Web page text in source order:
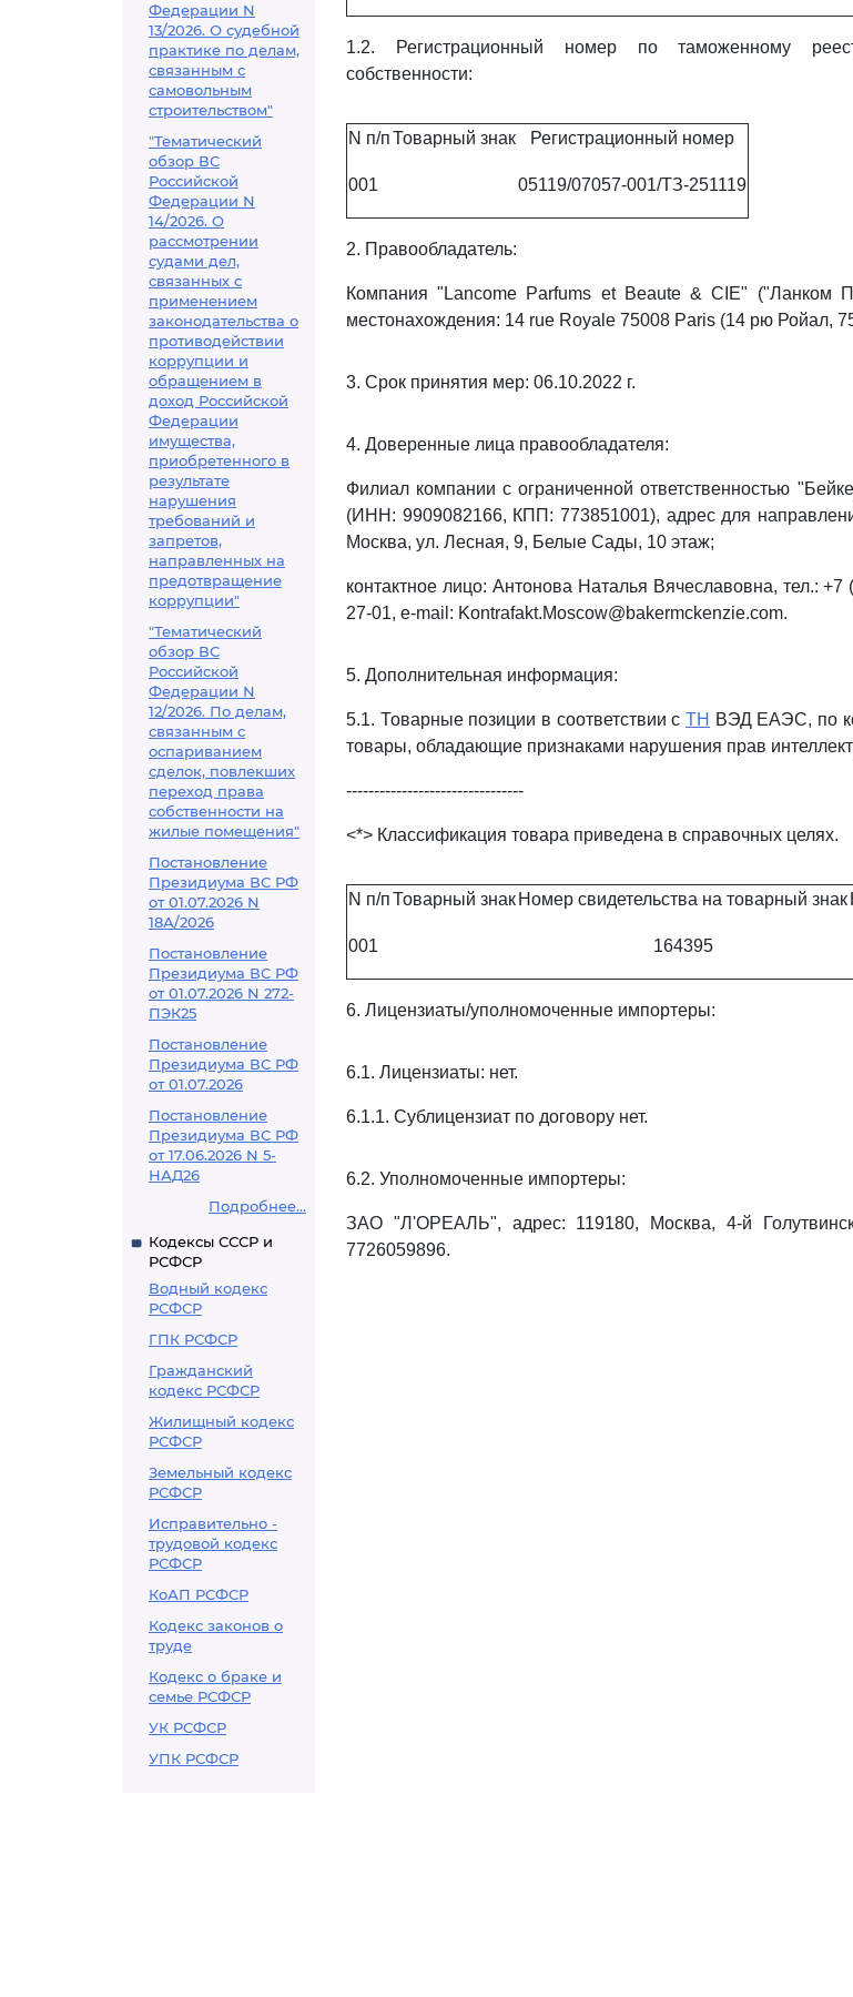
Федерации N
13/2026. О судебной
практике по делам,
связанным с
самовольным
строительством"
"Тематический
обзор ВС
Российской
Федерации N
14/2026. О
рассмотрении
судами дел,
связанных с
применением
законодательства о
противодействии
коррупции и
обращением в
доход Российской
Федерации
имущества,
приобретенного в
результате
нарушения
требований и
запретов,
направленных на
предотвращение
коррупции"
"Тематический
обзор ВС
Российской
Федерации N
12/2026. По делам,
связанным с
оспариванием
сделок, повлекших
переход права
собственности на
жилые помещения"
Постановление
Президиума ВС РФ
от 01.07.2026 N
18А/2026
Постановление
Президиума ВС РФ
от 01.07.2026 N 272-
ПЭК25
Постановление
Президиума ВС РФ
от 01.07.2026
Постановление
Президиума ВС РФ
от 17.06.2026 N 5-
НАД26
Подробнее...
Кодексы СССР и
РСФСР
Водный кодекс
РСФСР
ГПК РСФСР
Гражданский
кодекс РСФСР
Жилищный кодекс
РСФСР
Земельный кодекс
РСФСР
Исправительно -
трудовой кодекс
РСФСР
КоАП РСФСР
Кодекс законов о
труде
Кодекс о браке и
семье РСФСР
УК РСФСР
УПК РСФСР
1.2. Регистрационный номер по таможенному
собственности:
N п/пТоварный знак Регистрационный номер
001 05119/07057-001/ТЗ-251119
2. Правообладатель:
Компания "Lancome Parfums et Beaute & CIE"
местонахождения: 14 rue Royale 75008 Paris (14 рю Ройал,
3. Срок принятия мер: 06.10.2022 г.
4. Доверенные лица правообладателя:
Филиал компании с ограниченной ответственностью
(ИНН: 9909082166, КПП: 773851001), адрес для
Москва, ул. Лесная, 9, Белые Сады, 10 этаж;
контактное лицо: Антонова Наталья Вячеславовна, тел.:
27-01, e-mail: Kontrafakt.Moscow@bakermckenzie.com.
5. Дополнительная информация:
5.1. Товарные позиции в соответствии с ТН ВЭД ЕАЭС, по
товары, обладающие признаками нарушения прав
--------------------------------
<*> Классификация товара приведена в справочных целях.
N п/пТоварный знак Номер свидетельства на товарный знак
001 164395
6. Лицензиаты/уполномоченные импортеры:
6.1. Лицензиаты: нет.
6.1.1. Сублицензиат по договору нет.
6.2. Уполномоченные импортеры:
ЗАО "Л'ОРЕАЛЬ", адрес: 119180, Москва, 4-й
7726059896.